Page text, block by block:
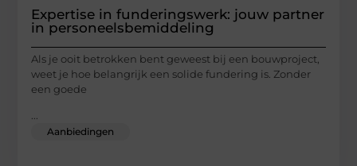
Expertise in funderingswerk: jouw partner
in personeelsbemiddeling
Als je ooit betrokken bent geweest bij een bouwproject,
weet je hoe belangrijk een solide fundering is. Zonder
een goede
...
Aanbiedingen